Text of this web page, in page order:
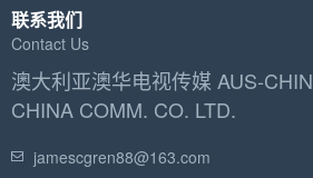
联系我们
Contact Us
澳大利亚澳华电视传媒 AUS-
CHINA COMM. CO. LTD.
jamescgren88@163.com